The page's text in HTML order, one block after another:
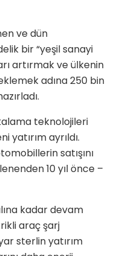
ve dün
bir “yeşil sanayi
artırmak ve ülkenin
adına 250 bin
teknolojileri
yatırım ayrıldı.
satışını
10 yıl önce –
kadar devam
araç şarj
sterlin yatırım